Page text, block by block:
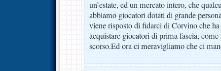
un’estate, ed un mercato intero, che
abbiamo giocatori dotati di grande
viene risposto di fidarci di Corvino che
acquistare giocatori di prima fascia,
scorso.Ed ora ci meravigliamo che ci